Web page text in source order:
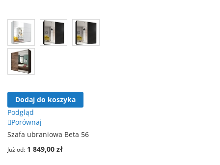
Dodaj do koszyka
Podgląd
Porównaj
Szafa ubraniowa Beta 56
Już od 1 849,00 zł